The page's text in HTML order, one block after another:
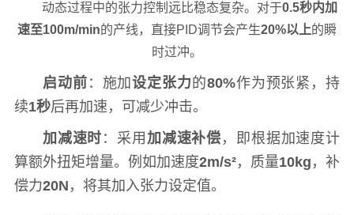
动态过程中的张力控制远比稳态复杂。对于0.5秒内加
速至100m/min的产线，直接PID调节会产生20%以上的瞬
时过冲。
启动前 ：施加设定张力 的80%作为预张紧，持
续1秒后再加速，可减少冲击。
加减速时 ：采用 加减速补偿 ，即根据加速度计
算额外扭矩增量。例如加速度2m/s²，质量10kg ，补
偿力20N ，将其加入张力设定值。